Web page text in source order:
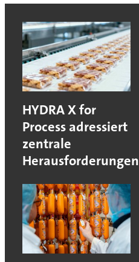
HYDRA X for
Process adressiert
zentrale
Herausforderungen